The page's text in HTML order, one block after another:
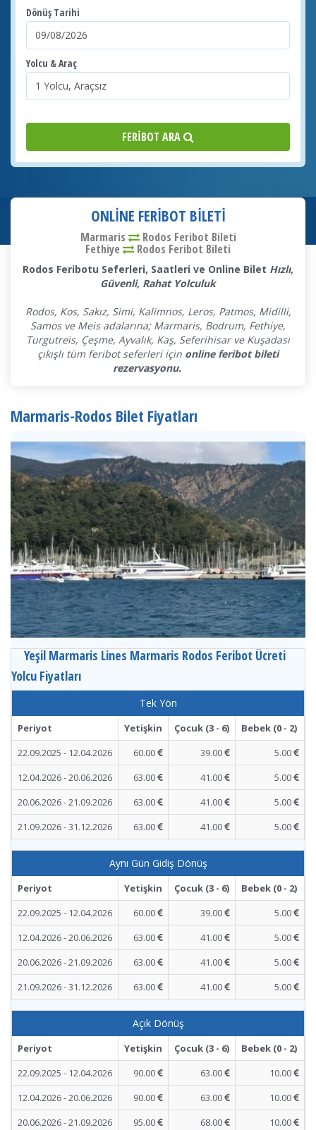
Dönüş Tarihi
Yolcu & Araç
FERIBOT ARA
ONLINE FERIBOT BILETI
Marmaris Rodos Feribot Bileti
Fethiye Rodos Feribot Bileti
Rodos Feribotu Seferleri, Saatleri ve Online Bilet Hızlı,
Güvenli, Rahat Yolculuk
Rodos, Kos, Sakız, Simi, Kalimnos, Leros, Patmos, Midilli,
Samos ve Meis adalarına; Marmaris, Bodrum, Fethiye,
Turgutreis, Çeşme, Ayvalık, Kaş, Seferihisar ve Kuşadası
çıkışlı tüm feribot seferleri için online feribot bileti
rezervasyonu.
Marmaris-Rodos Bilet Fiyatları
Yeşil Marmaris Lines Marmaris Rodos Feribot Ücreti
Yolcu Fiyatları
Tek Yön
Periyot Yetişkin Çocuk (3 - 6)
Bebek (0 - 2)
22.09.2025 - 12.04.2026
60.00 39.00
5.00
12.04.2026 - 20.06.2026
63.00 41.00
5.00
20.06.2026 - 21.09.2026
63.00 41.00
5.00
21.09.2026 - 31.12.2026
63.00 41.00 5.00
Aynı Gün Gidiş Dönüş
Periyot Yetişkin Çocuk (3 - 6)
Bebek (0 - 2)
22.09.2025 - 12.04.2026
60.00 39.00
5.00
12.04.2026 - 20.06.2026
63.00 41.00
5.00
20.06.2026 - 21.09.2026
63.00 41.00
5.00
21.09.2026 - 31.12.2026
63.00 41.00 5.00
Açık Dönüş
Periyot Yetişkin Çocuk (3 - 6)
Bebek (0 - 2)
22.09.2025 - 12.04.2026
90.00 63.00
10.00
12.04.2026 - 20.06.2026
90.00 63.00
10.00
20.06.2026 - 21.09.2026
95.00 68.00
10.00